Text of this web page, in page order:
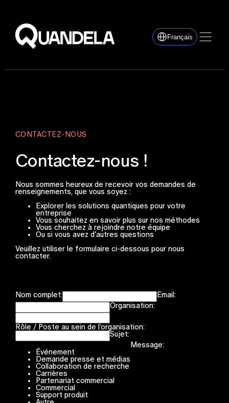
Français
CONTACTEZ-NOUS
Contactez-nous !
Nous sommes heureux de recevoir vos demandes de
renseignements, que vous soyez :
Explorer les solutions quantiques pour votre
entreprise
Vous souhaitez en savoir plus sur nos méthodes
Vous cherchez à rejoindre notre équipe
Ou si vous avez d'autres questions
Veuillez utiliser le formulaire ci-dessous pour nous
contacter.
Nom complet:
Email:
Organisation:
Rôle / Poste au sein de l’organisation:
Sujet:
Événement
Demande presse et médias
Collaboration de recherche
Carrières
Partenariat commercial
Commercial
Support produit
Message: